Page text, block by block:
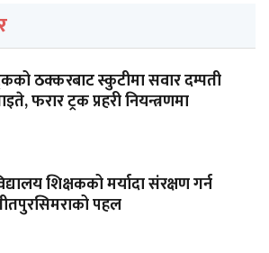
ठक्करबाट स्कुटीमा सवार दम्पती
फरार ट्रक प्रहरी नियन्त्रणमा
शिक्षकको मर्यादा संरक्षण गर्न
पहल